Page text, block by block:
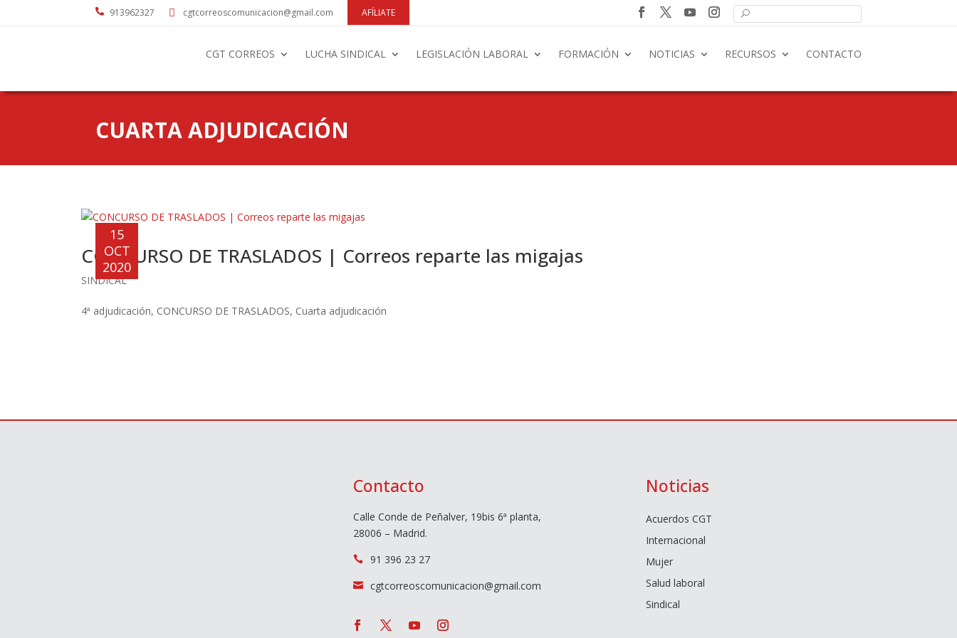
 913962327  cgtcorreoscomunicacion@gmail.com AFÍLIATE
CGT CORREOS LUCHA SINDICAL LEGISLACIÓN LABORAL FORMACIÓN NOTICIAS RECURSOS CONTACTO
CUARTA ADJUDICACIÓN
CONCURSO DE TRASLADOS | Correos reparte las migajas
15
OCT
2020
SINDICAL
4ª adjudicación, CONCURSO DE TRASLADOS, Cuarta adjudicación
Contacto
Calle Conde de Peñalver, 19bis 6ª planta,
28006 – Madrid.
 91 396 23 27
 cgtcorreoscomunicacion@gmail.com
Noticias
Acuerdos CGT
Internacional
Mujer
Salud laboral
Sindical